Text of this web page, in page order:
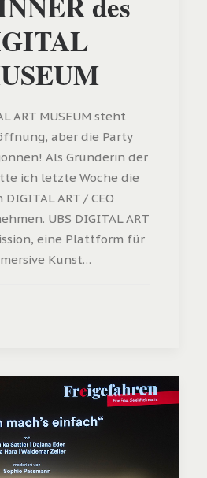
ART MUSEUM steht
aber die Party
Als Gründerin der
ich letzte Woche die
ART / CEO
UBS DIGITAL ART
eine Plattform für
Kunst…